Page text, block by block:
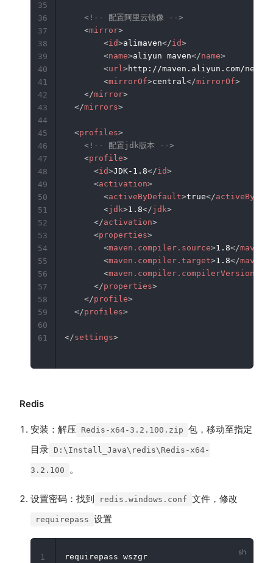
<!-- 配置阿里云镜像 -->
<mirror>
<id>alimaven</id>
<name>aliyun maven</name>
<url>http://maven.aliyun.com/
<mirrorOf>central</mirrorOf>
</mirror>
</mirrors>
<profiles>
<!-- 配置jdk版本 -->
<profile>
<id>JDK-1.8</id>
<activation>
<activeByDefault>true</
<jdk>1.8</jdk>
</activation>
<properties>
<maven.compiler.source>1.8</
<maven.compiler.target>1.8</
<maven.compiler.compilerVersion
</properties>
</profile>
</profiles>
</settings>
35
36
37
38
39
40
41
42
43
44
45
46
47
48
49
50
51
52
53
54
55
56
57
58
59
60
61
Redis
安装：解压 Redis-x64-3.2.100.zip 包，移动至指定
目录 D:\Install_Java\redis\Redis-x64-
3.2.100 。
设置密码：找到 redis.windows.conf 文件，修改
requirepass 设置
1